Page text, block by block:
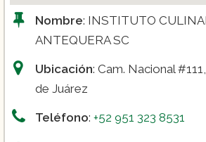
Nombre: INSTITUTO
ANTEQUERA SC
Ubicación: Cam. Nacional
de Juárez
Teléfono: +52 951 323 8531